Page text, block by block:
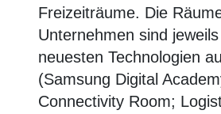
Freizeiträume. Die
Unternehmen sind
neuesten Technologien
(Samsung Digital
Connectivity Room;